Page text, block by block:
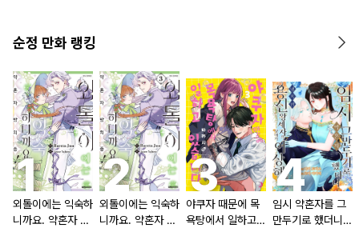
순정 만화 랭킹
외톨이에는 익숙하
니까요. 약혼자 방
외톨이에는 익숙하
니까요. 약혼자 방
야쿠자 때문에 목
욕탕에서 일하고
임시 약혼자를 그
만두기로 했더니